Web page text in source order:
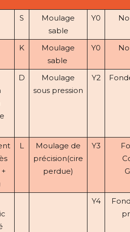
S
Moulage
sable
Y0
K
Moulage
sable
Y0
D
Moulage
sous pression
Y2
L
Moulage de
précision(cire
perdue)
Y3
Y4